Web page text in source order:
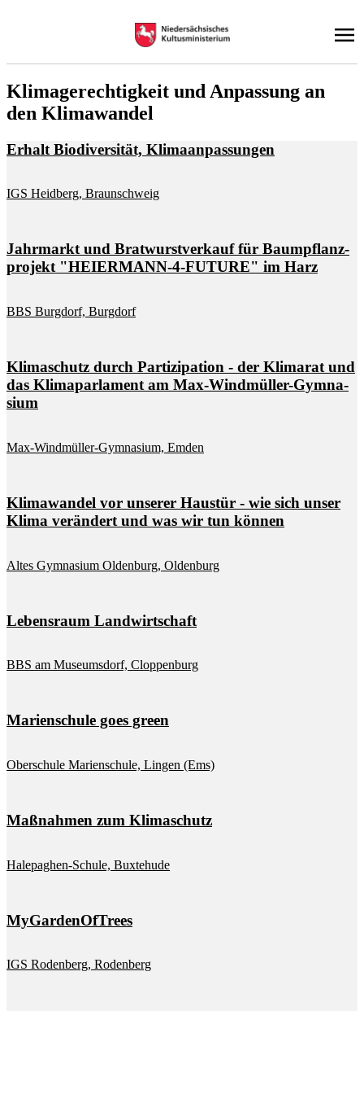
Kli­ma­ge­rech­tig­keit und An­pas­sung an
den Kli­ma­wan­del
Er­halt Bio­di­ver­si­tät, Kli­ma­an­pas­sun­gen
IGS Heid­berg, Braun­schweig
Jahr­markt und Brat­wurst­ver­kauf für Baum­pflanz­
pro­jekt "HEI­ER­MANN-4-FU­TURE" im Harz
BBS Burg­dorf, Burg­dorf
Kli­ma­schutz durch Par­ti­zi­pa­ti­on - der Kli­ma­rat und
das Kli­ma­par­la­ment am Max-Wind­mül­ler-Gym­na­
si­um
Max-Wind­mül­ler-Gym­na­si­um, Em­den
Kli­ma­wan­del vor un­se­rer Haus­tür - wie sich un­ser
Kli­ma ver­än­dert und was wir tun kön­nen
Al­tes Gym­na­si­um Ol­den­burg, Ol­den­burg
Le­bens­raum Land­wirt­schaft
BBS am Mu­se­ums­dorf, Clop­pen­burg
Ma­ri­en­schu­le goes green
Ober­schu­le Ma­ri­en­schu­le, Lin­gen (Ems)
Maß­nah­men zum Kli­ma­schutz
Ha­lepa­ghen-Schu­le, Bux­te­hu­de
My­Gar­den­Of­Trees
IGS Ro­den­berg, Ro­den­berg